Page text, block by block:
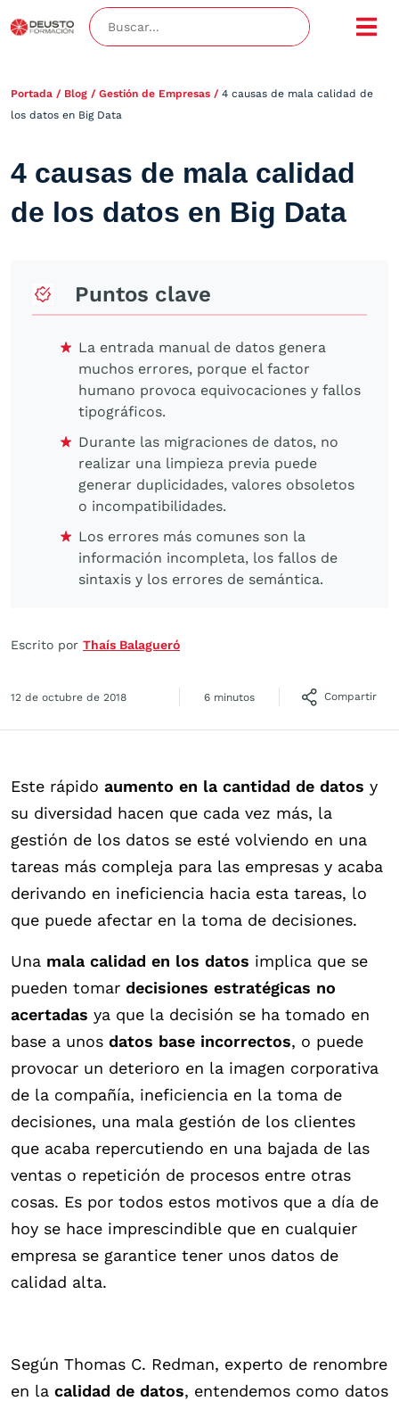
Portada / Blog / Gestión de Empresas / 4 causas de mala calidad de
los datos en Big Data
4 causas de mala calidad
de los datos en Big Data
Puntos clave
La entrada manual de datos genera
muchos errores, porque el factor
humano provoca equivocaciones y fallos
tipográficos.
Durante las migraciones de datos, no
realizar una limpieza previa puede
generar duplicidades, valores obsoletos
o incompatibilidades.
Los errores más comunes son la
información incompleta, los fallos de
sintaxis y los errores de semántica.
Escrito por Thaís Balagueró
12 de octubre de 2018 6 minutos Compartir
Este rápido aumento en la cantidad de datos y
su diversidad hacen que cada vez más, la
gestión de los datos se esté volviendo en una
tareas más compleja para las empresas y acaba
derivando en ineficiencia hacia esta tareas, lo
que puede afectar en la toma de decisiones.
Una mala calidad en los datos implica que se
pueden tomar decisiones estratégicas no
acertadas ya que la decisión se ha tomado en
base a unos datos base incorrectos, o puede
provocar un deterioro en la imagen corporativa
de la compañía, ineficiencia en la toma de
decisiones, una mala gestión de los clientes
que acaba repercutiendo en una bajada de las
ventas o repetición de procesos entre otras
cosas. Es por todos estos motivos que a día de
hoy se hace imprescindible que en cualquier
empresa se garantice tener unos datos de
calidad alta.
Según Thomas C. Redman, experto de renombre
en la calidad de datos, entendemos como datos